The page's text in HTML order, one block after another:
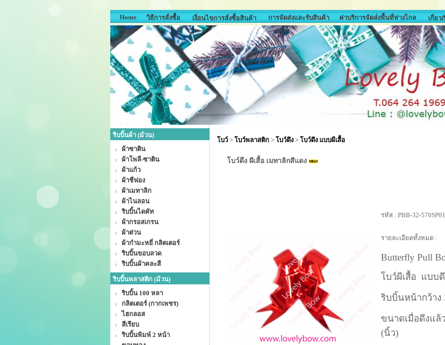
Home วิธีการสั่งซื้อ เงื่อนไขการสั่งซื้อสินค้า การจัดส่งและรับสินค้า ค่าบริการจัดส่่งพื้นที่ห่างไกล เกี่ยว
ริบบิ้นผ้า (ม้วน)
ผ้าซาติน
ผ้าโพลี-ซาติน
ผ้าแก้ว
ผ้าชีฟอง
ผ้าเมทาลิก
ผ้าไนลอน
ริบบิ้นไดคัท
ผ้ากรอสเกรน
ผ้าต่วน
ผ้ากำมะหยี่ กลิตเตอร์
ริบบิ้นขอบลวด
ริบบิ้นผ้าคละสี
ริบบิ้นพลาสติก (ม้วน)
ริบบิ้น 100 หลา
กลิตเตอร์ (กากเพชร)
ไฮกลอส
สีเรียบ
ริบบิ้นพิมพ์ 2 หน้า
โบว์ > โบว์พลาสติก > โบว์ดึง > โบว์ดึง แบบผีเสื้อ
โบว์ดึง ผีเสื้อ เมทาลิกสีแดง
รหัส : PBB-32-570SP01
รายละเอียดทั้งหมด :
Butterfly Pull
โบว์ผีเสื้อ แบบ
ริบบิ้นหน้ากว้า
ขนาดเมื่อดึงแล้
(นิ้ว)